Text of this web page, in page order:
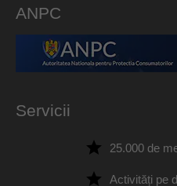
ANPC
Servicii
25.000 de
Activități pe